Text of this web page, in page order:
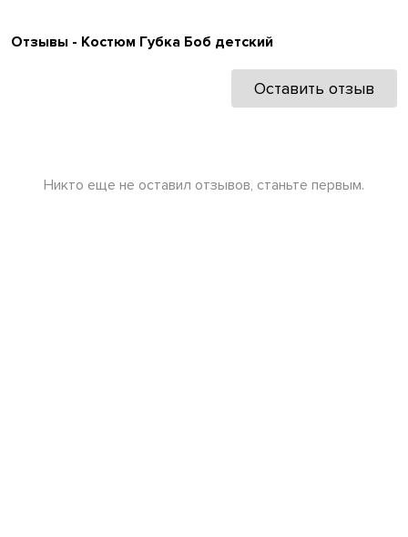
Отзывы - Костюм Губка Боб детский
Оставить отзыв
Никто еще не оставил отзывов, станьте первым.